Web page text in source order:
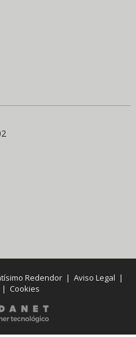
Redendor |Aviso Legal |
| Cookies